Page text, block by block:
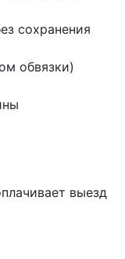
сохранения
обвязки)
выезд